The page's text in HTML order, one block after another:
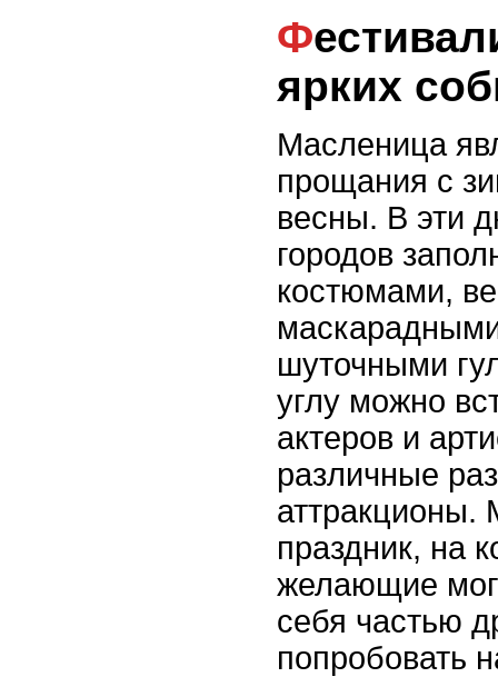
Фестивали мира: центр
ярких
Масленица
прощания с
весны. В эти
городов
костюмами,
шуточными
углу можно
актеров и
различные
аттракционы.
праздник, на
желающие
себя частью
попробовать